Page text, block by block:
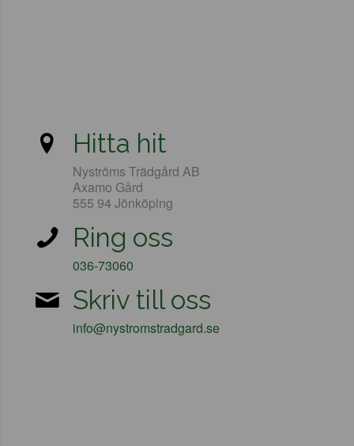
Hitta hit
Nyströms Trädgård AB
Axamo Gård
555 94 Jönköping
Ring oss
036-73060
Skriv till oss
info@nystromstradgard.se